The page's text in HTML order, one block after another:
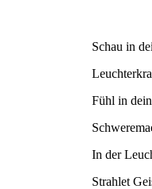
Schau in
Fühl in
In der
Strahlet